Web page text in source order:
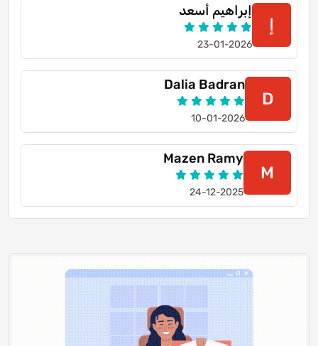
إ
إبراهيم أسعد
23-01-2026
D
Dalia Badran
10-01-2026
M
Mazen Ramy
24-12-2025